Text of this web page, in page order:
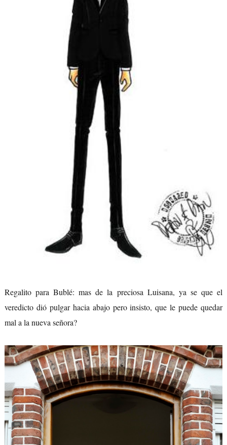
Regalito para Bublé: mas de la preciosa Luisana, ya se que el
veredicto dió pulgar hacia abajo pero insisto, que le puede quedar
mal a la nueva señora?